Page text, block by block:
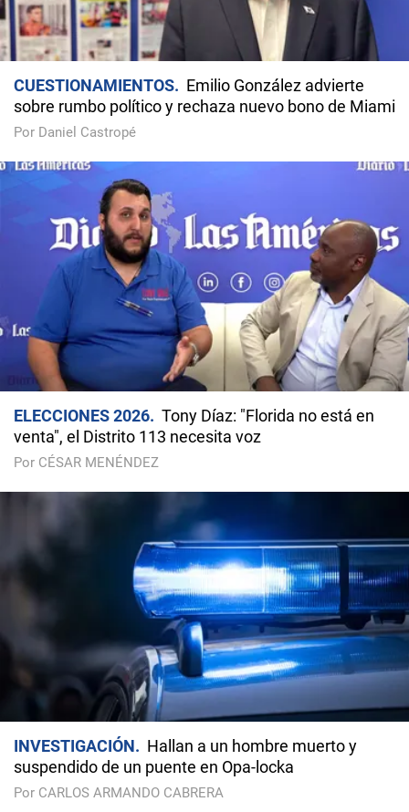
CUESTIONAMIENTOS
Emilio González advierte
sobre rumbo político y rechaza nuevo bono de Miami
Por Daniel Castropé
ELECCIONES 2026
Tony Díaz: "Florida no está en
venta", el Distrito 113 necesita voz
Por CÉSAR MENÉNDEZ
INVESTIGACIÓN
Hallan a un hombre muerto y
suspendido de un puente en Opa-locka
Por CARLOS ARMANDO CABRERA